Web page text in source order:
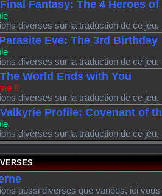
Fantasy: The 4 Heroes
diverses sur la traduction de ce jeu.
Eve: The 3rd Birthday
diverses sur la traduction de ce jeu.
World Ends with You
!!
diverses sur la traduction de ce jeu.
Profile: Covenant of
diverses sur la traduction de ce jeu.
aussi diverses que variées, ici